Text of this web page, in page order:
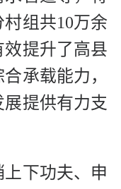
组共10万余
提升了高县
承载能力，
提供有力支
下功夫、申